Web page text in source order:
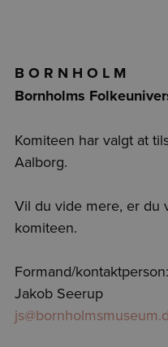
B O R N H O L M
Bornholms
Komiteen har valgt at
Aalborg.
Vil du vide mere, er du
komiteen.
Formand/kontaktperson:
Jakob Seerup